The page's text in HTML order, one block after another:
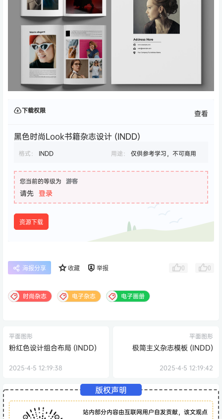
下载权限 查看
黑色时尚Look书籍杂志设计 (INDD)
格式： INDD 用途： 仅供参考学习，不可商用
您当前的等级为 游客
请先 登录
资源下载
海报分享 收藏 举报 0 0
时尚杂志 电子杂志 电子画册
平面图形
粉红色设计组合布局 (INDD)
2025-4-5 12:19:38
平面图形
极简主义杂志模板 (INDD)
2025-4-5 12:19:42
版权声明
站内部分内容由互联网用户自发贡献，该文观点